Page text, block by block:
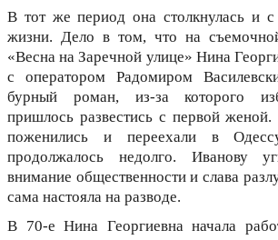
В тот же период она столкнулась и
жизни. Дело в том, что на
«Весна на Заречной улице» Нина
с оператором Радомиром
бурный роман, из-за которого
пришлось развестись с первой
поженились и переехали в
продолжалось недолго. Иванову
внимание общественности и слава
сама настояла на разводе.
В 70-е Нина Георгиевна начала